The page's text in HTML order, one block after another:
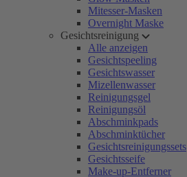
Mitesser-Masken
Overnight Maske
Gesichtsreinigung
Alle anzeigen
Gesichtspeeling
Gesichtswasser
Mizellenwasser
Reinigungsgel
Reinigungsöl
Abschminkpads
Abschminktücher
Gesichtsreinigungssets
Gesichtsseife
Make-up-Entferner